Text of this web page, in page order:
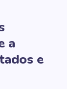
a
e